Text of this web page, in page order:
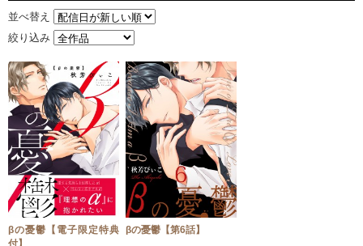
並べ替え
絞り込み
βの憂鬱【電子限定特典
付】
βの憂鬱【第6話】